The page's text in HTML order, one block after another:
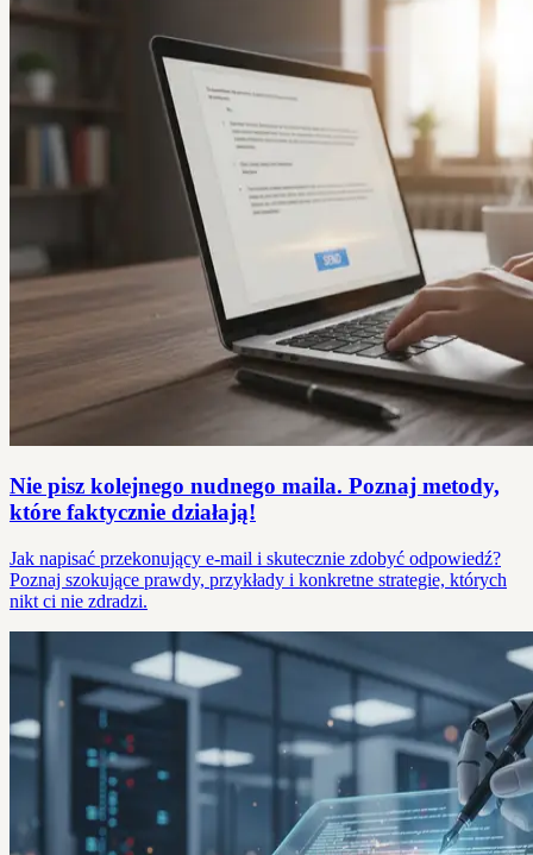
Nie pisz kolejnego nudnego maila. Poznaj metody,
które faktycznie działają!
Jak napisać przekonujący e-mail i skutecznie zdobyć odpowiedź?
Poznaj szokujące prawdy, przykłady i konkretne strategie, których
nikt ci nie zdradzi.